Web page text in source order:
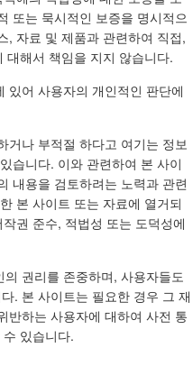
또는 묵시적인 보증을 명시적으
, 자료 및 제품과 관련하여 직접,
대해서 책임을 지지 않습니다.
있어 사용자의 개인적인 판단에
거나 부적절 하다고 여기는 정보
습니다. 이와 관련하여 본 사이
내용을 검토하려는 노력과 관련
본 사이트 또는 자료에 열거되
권 준수, 적법성 또는 도덕성에
권리를 존중하며, 사용자들도
. 본 사이트는 필요한 경우 그 재
반하는 사용자에 대하여 사전 통
있습니다.